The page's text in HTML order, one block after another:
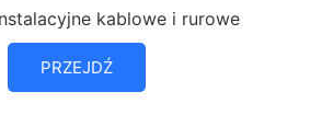
kablowe i rurowe
PRZEJDŹ